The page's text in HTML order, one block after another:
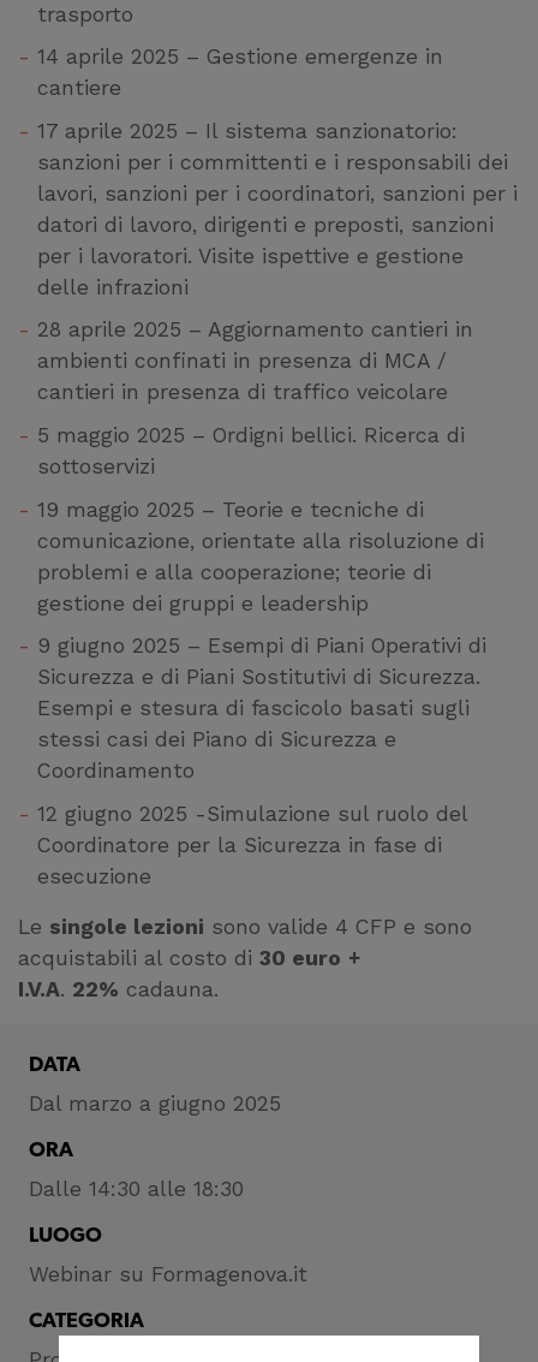
trasporto
14 aprile 2025 – Gestione emergenze in
cantiere
17 aprile 2025 – Il sistema sanzionatorio:
sanzioni per i committenti e i responsabili dei
lavori, sanzioni per i coordinatori, sanzioni per i
datori di lavoro, dirigenti e preposti, sanzioni
per i lavoratori. Visite ispettive e gestione
delle infrazioni
28 aprile 2025 – Aggiornamento cantieri in
ambienti confinati in presenza di MCA /
cantieri in presenza di traffico veicolare
5 maggio 2025 – Ordigni bellici. Ricerca di
sottoservizi
19 maggio 2025 – Teorie e tecniche di
comunicazione, orientate alla risoluzione di
problemi e alla cooperazione; teorie di
gestione dei gruppi e leadership
9 giugno 2025 – Esempi di Piani Operativi di
Sicurezza e di Piani Sostitutivi di Sicurezza.
Esempi e stesura di fascicolo basati sugli
stessi casi dei Piano di Sicurezza e
Coordinamento
12 giugno 2025 -Simulazione sul ruolo del
Coordinatore per la Sicurezza in fase di
esecuzione
Le singole lezioni sono valide 4 CFP e sono
acquistabili al costo di 30 euro +
I.V.A. 22% cadauna.
DATA
Dal marzo a giugno 2025
ORA
Dalle 14:30 alle 18:30
LUOGO
Webinar su Formagenova.it
CATEGORIA